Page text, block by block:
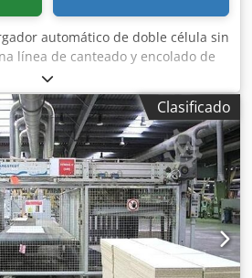
automático de doble célula sin
línea de canteado y encolado de
de entrada de paneles
de descarga de paneles Sistema
de los paneles
paneles también se pueden
Anchura efectiva del panel 1300
Longitud efectiva del panel
Transfer motorizado para la
paneles Regulación motorizada
de las barras
las ventosas Sistema de gestión
de programación y control
Clasificado